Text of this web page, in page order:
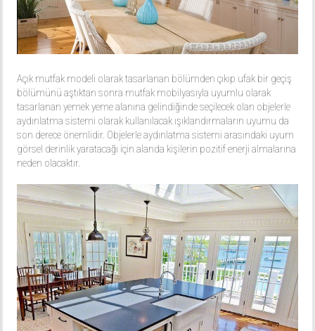
Açık mutfak modeli olarak tasarlanan bölümden çıkıp ufak bir geçiş
bölümünü aştıktan sonra mutfak mobilyasıyla uyumlu olarak
tasarlanan yemek yeme alanına gelindiğinde seçilecek olan objelerle
aydınlatma sistemi olarak kullanılacak ışıklandırmaların uyumu da
son derece önemlidir. Objelerle aydınlatma sistemi arasındaki uyum
görsel derinlik yaratacağı için alanda kişilerin pozitif enerji almalarına
neden olacaktır.